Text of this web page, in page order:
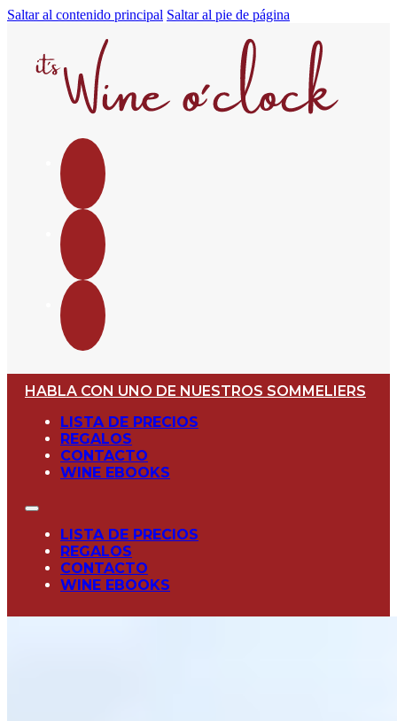
Saltar al contenido principal Saltar al pie de página
HABLA CON UNO DE NUESTROS SOMMELIERS
LISTA DE PRECIOS
REGALOS
CONTACTO
WINE EBOOKS
LISTA DE PRECIOS
REGALOS
CONTACTO
WINE EBOOKS